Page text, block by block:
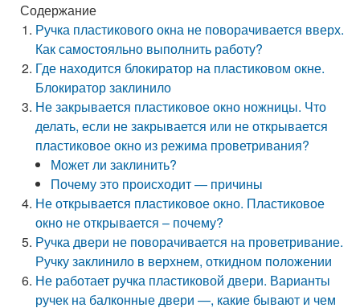
Содержание
Ручка пластикового окна не поворачивается вверх.
Как самостояльно выполнить работу?
Где находится блокиратор на пластиковом окне.
Блокиратор заклинило
Не закрывается пластиковое окно ножницы. Что
делать, если не закрывается или не открывается
пластиковое окно из режима проветривания?
Может ли заклинить?
Почему это происходит — причины
Не открывается пластиковое окно. Пластиковое
окно не открывается – почему?
Ручка двери не поворачивается на проветривание.
Ручку заклинило в верхнем, откидном положении
Не работает ручка пластиковой двери. Варианты
ручек на балконные двери —, какие бывают и чем